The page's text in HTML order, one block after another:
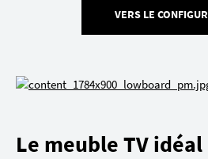
VERS LE
Le meuble TV idéal